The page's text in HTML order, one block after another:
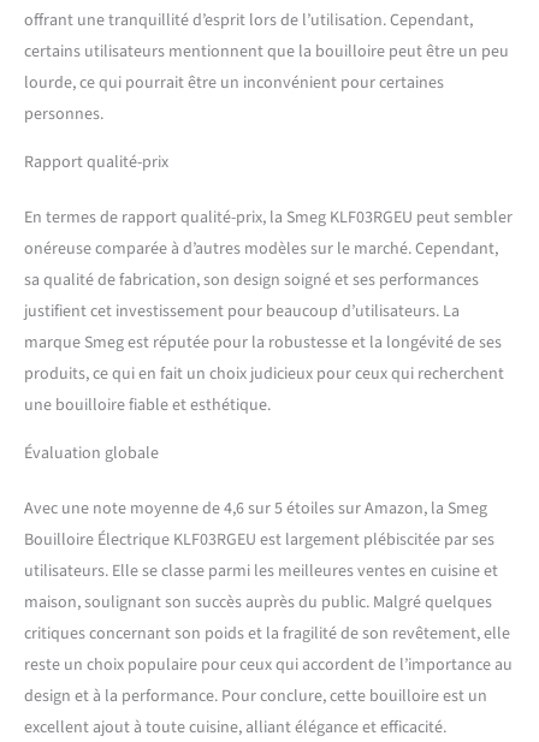
offrant une tranquillité d’esprit lors de l’utilisation. Cependant,
certains utilisateurs mentionnent que la bouilloire peut être un peu
lourde, ce qui pourrait être un inconvénient pour certaines
personnes.
Rapport qualité-prix
En termes de rapport qualité-prix, la Smeg KLF03RGEU peut sembler
onéreuse comparée à d’autres modèles sur le marché. Cependant,
sa qualité de fabrication, son design soigné et ses performances
justifient cet investissement pour beaucoup d’utilisateurs. La
marque Smeg est réputée pour la robustesse et la longévité de ses
produits, ce qui en fait un choix judicieux pour ceux qui recherchent
une bouilloire fiable et esthétique.
Évaluation globale
Avec une note moyenne de 4,6 sur 5 étoiles sur Amazon, la Smeg
Bouilloire Électrique KLF03RGEU est largement plébiscitée par ses
utilisateurs. Elle se classe parmi les meilleures ventes en cuisine et
maison, soulignant son succès auprès du public. Malgré quelques
critiques concernant son poids et la fragilité de son revêtement, elle
reste un choix populaire pour ceux qui accordent de l’importance au
design et à la performance. Pour conclure, cette bouilloire est un
excellent ajout à toute cuisine, alliant élégance et efficacité.